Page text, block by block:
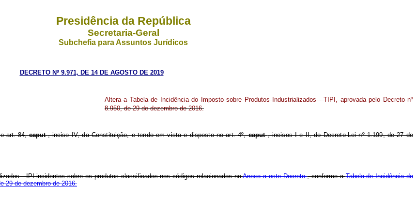
Presidência da República
Secretaria-Geral
Subchefia para Assuntos Jurídicos
DECRETO Nº 9.971, DE 14 DE AGOSTO DE 2019
Altera a Tabela de Incidência do Imposto sobre Produtos Industrializados - TIPI, aprovada pelo Decreto nº
8.950, de 29 de dezembro de 2016.
o art. 84,caput,inciso IV, da Constituição, e tendo em vista o disposto no art. 4º,caput, incisos I e II, do Decreto-Lei nº 1.199, de 27 de
- IPI incidentes sobre os produtos classificados nos códigos relacionados noAnexo a este Decreto, conforme aTabela de Incidência do
29 de dezembro de 2016.